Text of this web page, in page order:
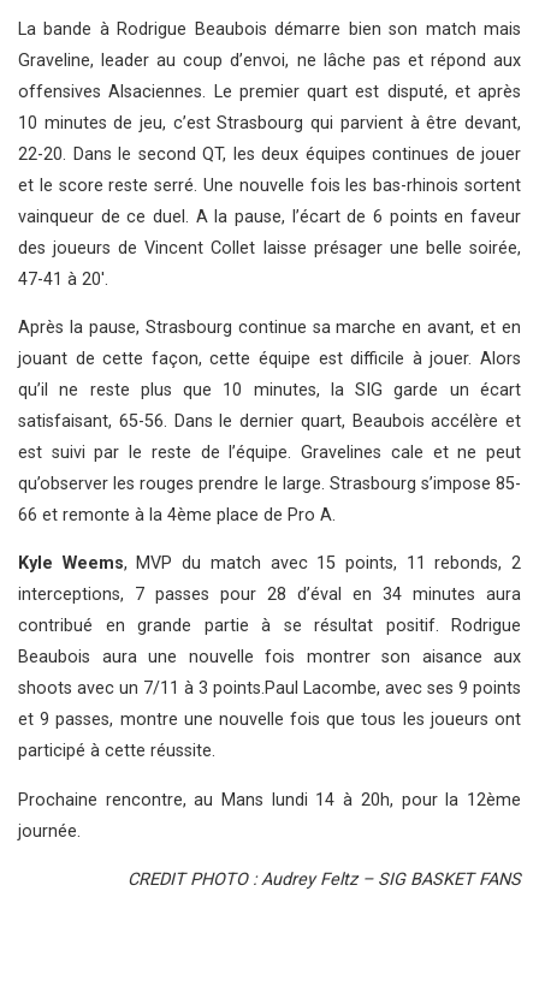
La bande à Rodrigue Beaubois démarre bien son match mais
Graveline, leader au coup d’envoi, ne lâche pas et répond aux
offensives Alsaciennes. Le premier quart est disputé, et après
10 minutes de jeu, c’est Strasbourg qui parvient à être devant,
22-20. Dans le second QT, les deux équipes continues de jouer
et le score reste serré. Une nouvelle fois les bas-rhinois sortent
vainqueur de ce duel. A la pause, l’écart de 6 points en faveur
des joueurs de Vincent Collet laisse présager une belle soirée,
47-41 à 20′.
Après la pause, Strasbourg continue sa marche en avant, et en
jouant de cette façon, cette équipe est difficile à jouer. Alors
qu’il ne reste plus que 10 minutes, la SIG garde un écart
satisfaisant, 65-56. Dans le dernier quart, Beaubois accélère et
est suivi par le reste de l’équipe. Gravelines cale et ne peut
qu’observer les rouges prendre le large. Strasbourg s’impose 85-
66 et remonte à la 4ème place de Pro A.
Kyle Weems, MVP du match avec 15 points, 11 rebonds, 2
interceptions, 7 passes pour 28 d’éval en 34 minutes aura
contribué en grande partie à se résultat positif. Rodrigue
Beaubois aura une nouvelle fois montrer son aisance aux
shoots avec un 7/11 à 3 points.Paul Lacombe, avec ses 9 points
et 9 passes, montre une nouvelle fois que tous les joueurs ont
participé à cette réussite.
Prochaine rencontre, au Mans lundi 14 à 20h, pour la 12ème
journée.
CREDIT PHOTO : Audrey Feltz – SIG BASKET FANS